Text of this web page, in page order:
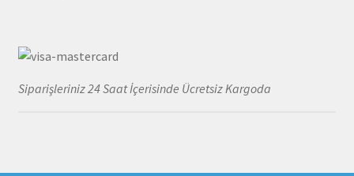
Siparişleriniz 24 Saat İçerisinde Ücretsiz Kargoda